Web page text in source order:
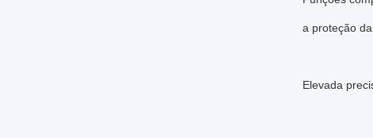
a proteção
Elevada